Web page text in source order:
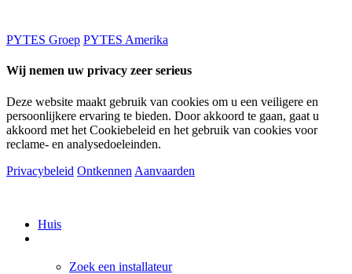
PYTES Groep PYTES Amerika
Wij nemen uw privacy zeer serieus
Deze website maakt gebruik van cookies om u een veiligere en
persoonlijkere ervaring te bieden. Door akkoord te gaan, gaat u
akkoord met het Cookiebeleid en het gebruik van cookies voor
reclame- en analysedoeleinden.
Privacybeleid Ontkennen Aanvaarden
Huis
Zoek een installateur